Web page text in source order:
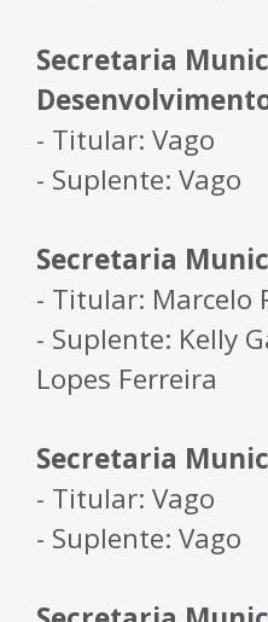
Secretaria
- Titular: Vago
- Suplente: Vago
Secretaria
- Titular: Marcelo
- Suplente: Kelly
Lopes Ferreira
Secretaria
- Titular: Vago
- Suplente: Vago